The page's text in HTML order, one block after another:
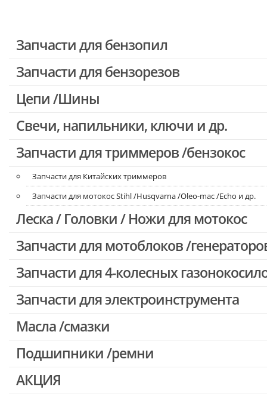
Запчасти для бензопил
Запчасти для бензопил Stihl
Запчасти для бензопил Oleo-mac, Echo и др.
Запчасти для бензорезов
Цепи /Шины
Свечи, напильники, ключи и др.
Запчасти для триммеров /бензокос
Запчасти для Китайских триммеров
Запчасти для мотокос Stihl /Husqvarna /Oleo-mac /Echo и др.
Леска / Головки / Ножи для мотокос
Запчасти для мотоблоков /
Запчасти для 4-колесных
Запчасти для электроинструмента
Двигатели, редукторы для шуруповертов
Выключатели, переключатели
Запчасти для перфораторов и отбойных молотков
Масла /смазки
Подшипники /ремни
АКЦИЯ